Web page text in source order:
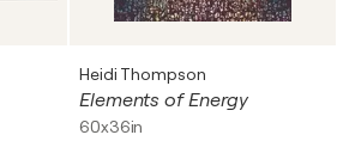
Heidi Thompson
Elements of Energy
60x36in